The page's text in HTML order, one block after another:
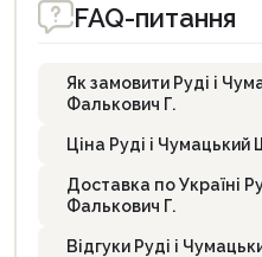
FAQ-питання
Як замовити Руді і
Фалькович Г.
Ціна Руді і
Доставка по Україні
Фалькович Г.
Відгуки Руді і